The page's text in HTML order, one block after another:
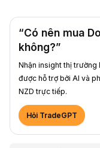
“Có nên mua
không?”
Nhận insight thị trường
được hỗ trợ bởi AI và
NZD trực tiếp.
Hỏi TradeGPT